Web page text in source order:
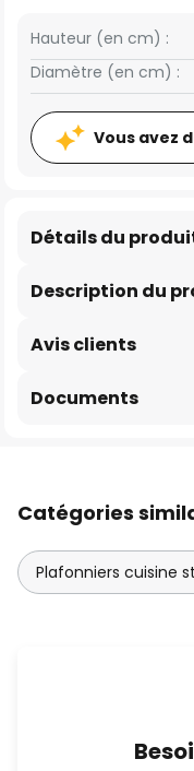
Hauteur (en cm) :
Diamètre (en cm) :
Vous avez
Description du
Détails du
Avis clients
Documents
Catégories
Plafonniers cuisine